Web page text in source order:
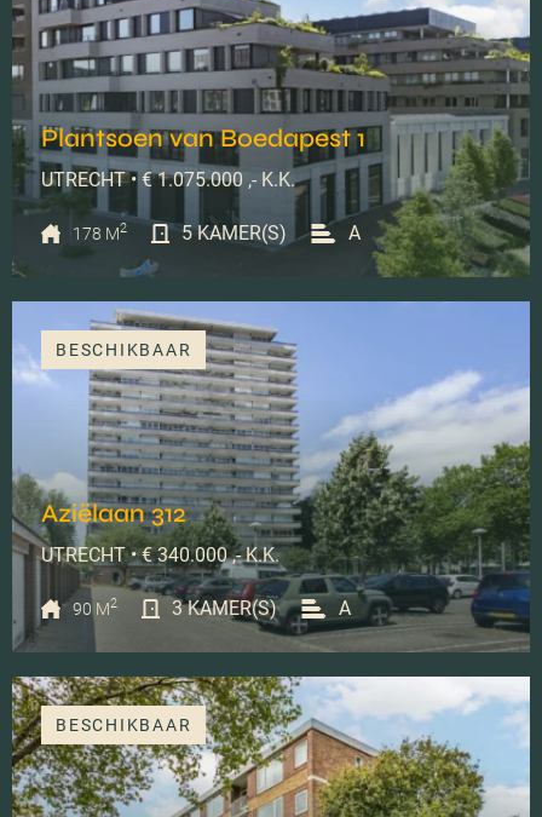
Plantsoen van Boedapest 1
UTRECHT • € 1.075.000 ,- K.K.
178 M2 5 KAMER(S) A
BESCHIKBAAR
Aziëlaan 312
UTRECHT • € 340.000 ,- K.K.
90 M2 3 KAMER(S) A
BESCHIKBAAR